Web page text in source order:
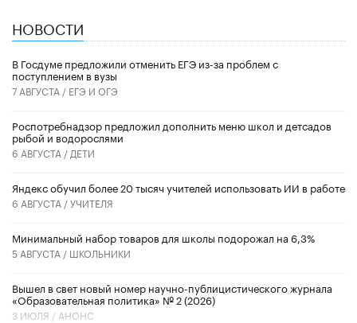
НОВОСТИ
В Госдуме предложили отменить ЕГЭ из-за проблем с
поступлением в вузы
7 АВГУСТА / ЕГЭ И ОГЭ
Роспотребнадзор предложил дополнить меню школ и детсадов
рыбой и водорослями
6 АВГУСТА / ДЕТИ
​Яндекс обучил более 20 тысяч учителей использовать ИИ в работе
6 АВГУСТА /УЧИТЕЛЯ
Минимальный набор товаров для школы подорожал на 6,3%
5 АВГУСТА / ШКОЛЬНИКИ
Вышел в свет новый номер научно-публицистического журнала
«Образовательная политика» № 2 (2026)
3 ИЮЛЯ / АНОНС